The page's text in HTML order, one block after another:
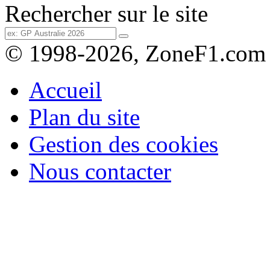
Rechercher sur le site
© 1998-2026, ZoneF1.com
Accueil
Plan du site
Gestion des cookies
Nous contacter